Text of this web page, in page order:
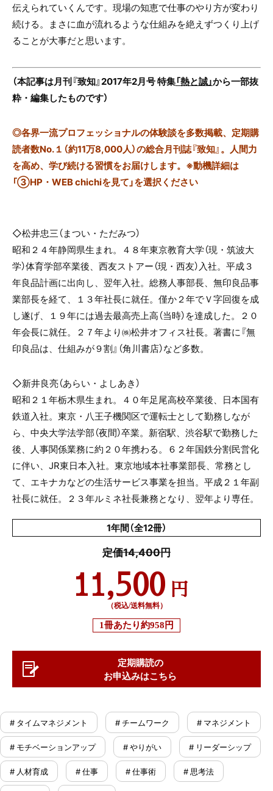
伝えられていくんです。現場の知恵で仕事のやり方が変わり
続ける。まさに血が流れるような仕組みを絶えずつくり上げ
ることが大事だと思います。
（本記事は月刊『致知』2017年2月号 特集「熱と誠」から一部抜
粋・編集したものです）
◎各界一流プロフェッショナルの体験談を多数掲載、定期購
読者数No.１（約11万8,000人）の総合月刊誌『致知』。人間力
を高め、学び続ける習慣をお届けします。※動機詳細は
「③HP・WEB chichiを見て」を選択ください
◇松井忠三（まつい・ただみつ）
昭和２４年静岡県生まれ。４８年東京教育大学（現・筑波大
学）体育学部卒業後、西友ストアー（現・西友）入社。平成３
年良品計画に出向し、翌年入社。総務人事部長、無印良品事
業部長を経て、１３年社長に就任。僅か２年でＶ字回復を成
し遂げ、１９年には過去最高売上高（当時）を達成した。２０
年会長に就任。２７年より㈱松井オフィス社長。著書に『無
印良品は、仕組みが９割』（角川書店）など多数。
◇新井良亮（あらい・よしあき）
昭和２１年栃木県生まれ。４０年足尾高校卒業後、日本国有
鉄道入社。東京・八王子機関区で運転士として勤務しなが
ら、中央大学法学部（夜間）卒業。新宿駅、渋谷駅で勤務した
後、人事関係業務に約２０年携わる。６２年国鉄分割民営化
に伴い、 JR東日本入社。東京地域本社事業部長、常務とし
て、エキナカなどの生活サービス事業を担当。平成２１年副
社長に就任。２３年ルミネ社長兼務となり、翌年より専任。
1年間（全12冊）
定価14,400円
11,500 円
（税込/送料無料）
1冊あたり約958円
定期購読の
お申込みはこちら
# タイムマネジメント # チームワーク # マネジメント
# モチベーションアップ # やりがい # リーダーシップ
# 人材育成 # 仕事 # 仕事術 # 思考法